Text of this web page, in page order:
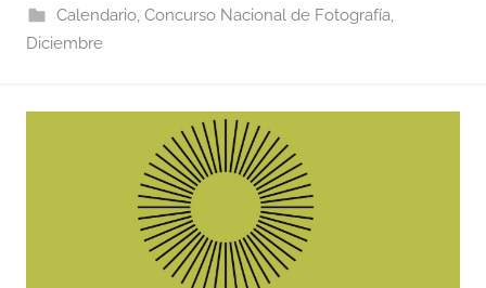
Calendario, Concurso Nacional de Fotografía,
Diciembre